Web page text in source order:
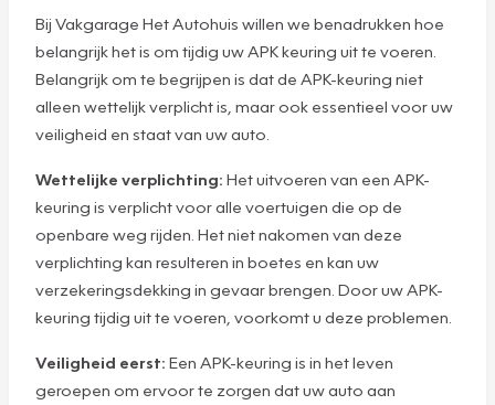
Bij Vakgarage Het Autohuis willen we benadrukken hoe
belangrijk het is om tijdig uw APK keuring uit te voeren.
Belangrijk om te begrijpen is dat de APK-keuring niet
alleen wettelijk verplicht is, maar ook essentieel voor uw
veiligheid en staat van uw auto.
Wettelijke verplichting: Het uitvoeren van een APK-
keuring is verplicht voor alle voertuigen die op de
openbare weg rijden. Het niet nakomen van deze
verplichting kan resulteren in boetes en kan uw
verzekeringsdekking in gevaar brengen. Door uw APK-
keuring tijdig uit te voeren, voorkomt u deze problemen.
Veiligheid eerst: Een APK-keuring is in het leven
geroepen om ervoor te zorgen dat uw auto aan